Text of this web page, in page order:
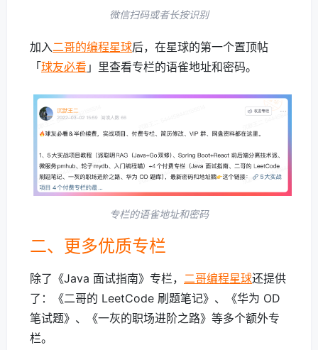
微信扫码或者长按识别
加入二哥的编程星球后，在星球的第一个置顶帖
「球友必看 」里查看专栏的语雀地址和密码。
专栏的语雀地址和密码
二、更多优质专栏
除了《Java 面试指南》专栏， 二哥编程星球还提供
了：《二哥的 LeetCode 刷题笔记》、《华为 OD
笔试题》、《一灰的职场进阶之路》等多个额外专
栏。